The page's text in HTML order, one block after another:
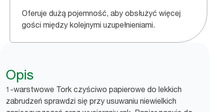
Oferuje dużą pojemność, aby obsłużyć więcej
gości między kolejnymi uzupełnieniami.
Opis
1-warstwowe Tork czyściwo papierowe do lekkich
zabrudzeń sprawdzi się przy usuwaniu niewielkich